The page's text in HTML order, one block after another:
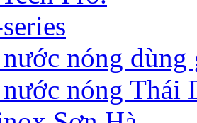
nóng
nóng Thái